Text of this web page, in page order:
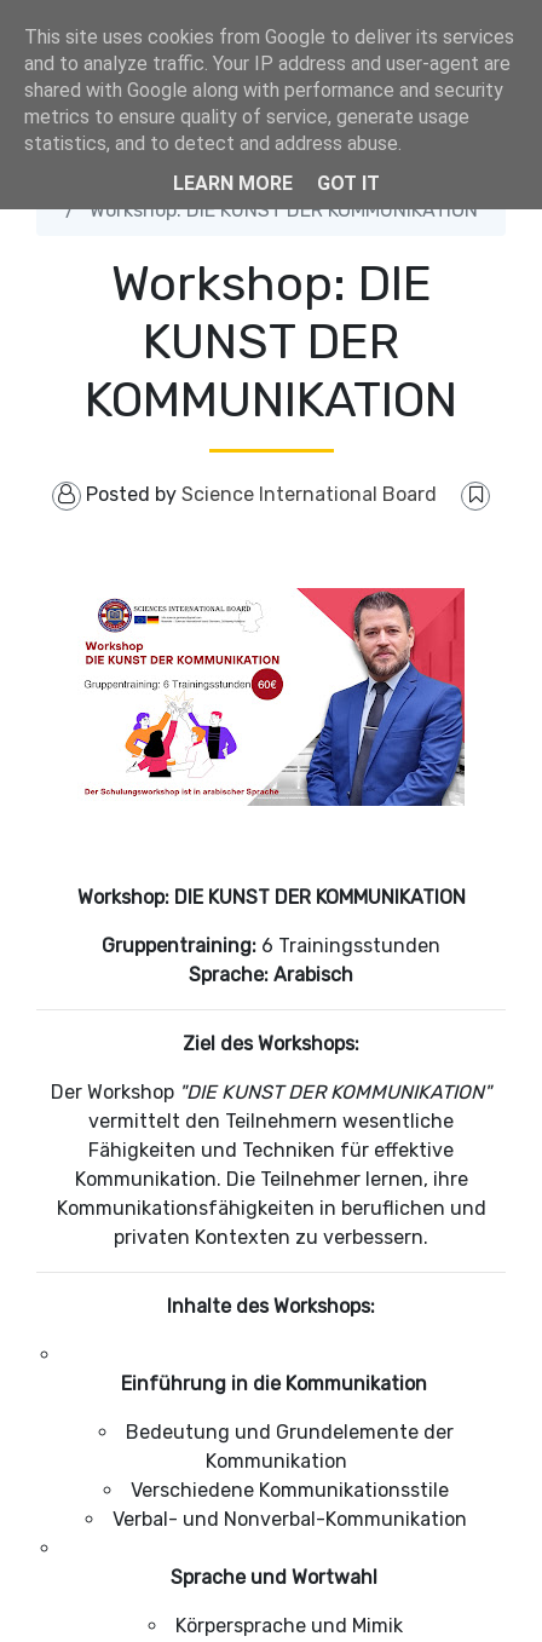
Workshop: DIE KUNST DER KOMMUNIKATION
Workshop: DIE
KUNST DER
KOMMUNIKATION
Posted by Science International Board
Workshop: DIE KUNST DER KOMMUNIKATION
Gruppentraining: 6 Trainingsstunden
Sprache: Arabisch
Ziel des Workshops:
Der Workshop "DIE KUNST DER KOMMUNIKATION"
vermittelt den Teilnehmern wesentliche
Fähigkeiten und Techniken für effektive
Kommunikation. Die Teilnehmer lernen, ihre
Kommunikationsfähigkeiten in beruflichen und
privaten Kontexten zu verbessern.
Inhalte des Workshops:
Einführung in die Kommunikation
Bedeutung und Grundelemente der
Kommunikation
Verschiedene Kommunikationsstile
Verbal- und Nonverbal-Kommunikation
Sprache und Wortwahl
Körpersprache und Mimik
This site uses cookies from Google to deliver its services
and to analyze traffic. Your IP address and user-agent are
shared with Google along with performance and security
metrics to ensure quality of service, generate usage
statistics, and to detect and address abuse.
LEARN MORE
GOT IT